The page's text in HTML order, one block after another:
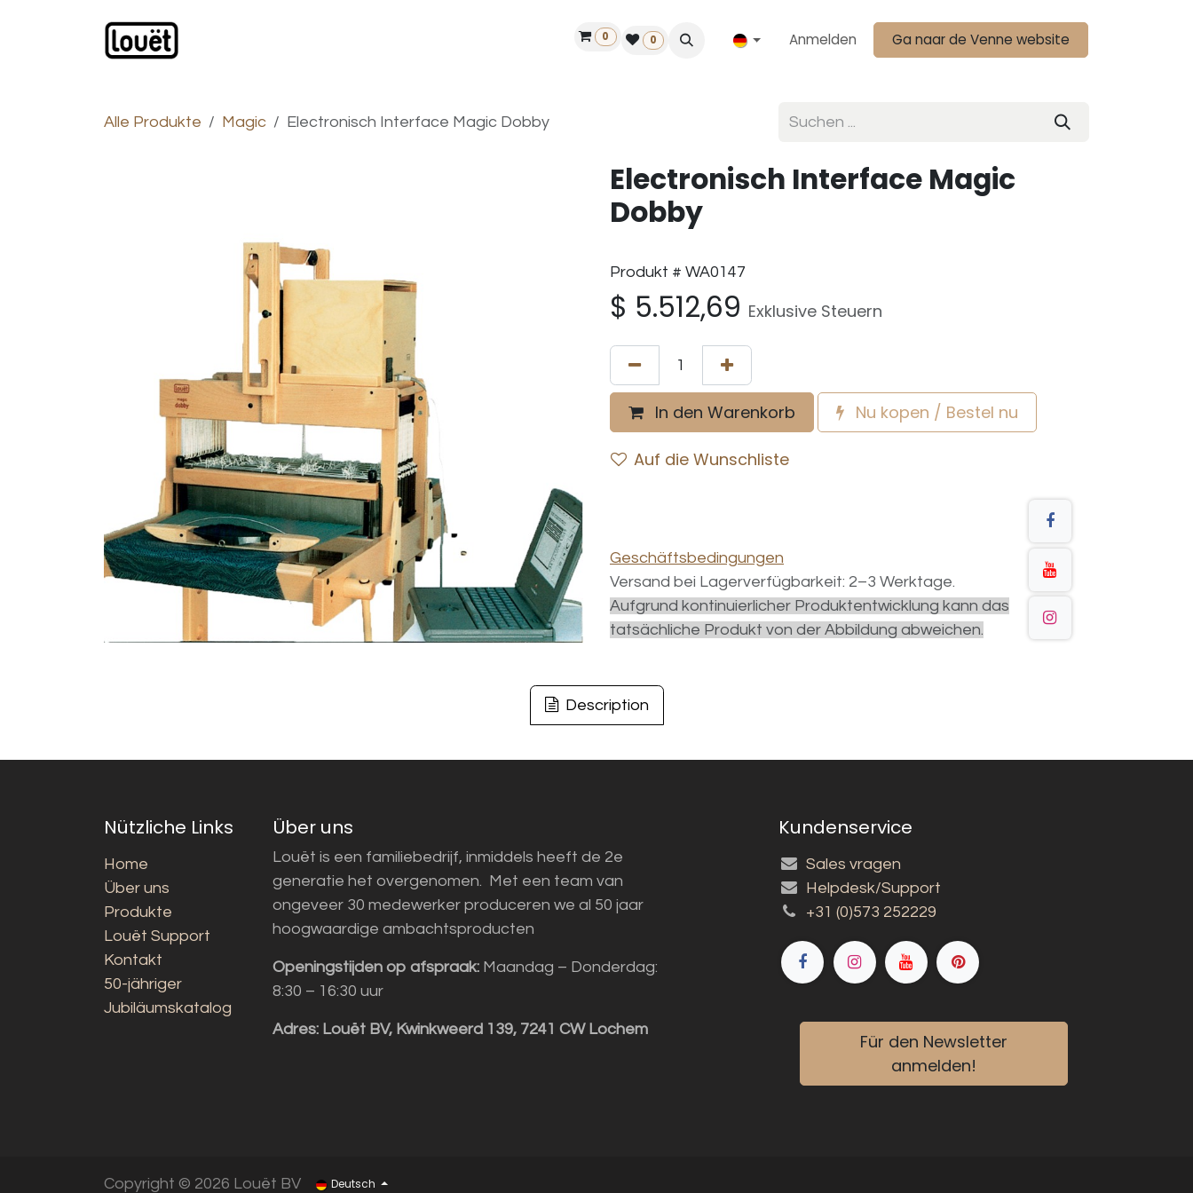
Finde einen Händler
0 0 Anmelden Ga naar de Venne website
Alle Produkte Magic Electronisch Interface Magic Dobby
Electronisch Interface Magic
Dobby
Produkt # WA0147
$ 5.512,69 Exklusive Steuern
In den Warenkorb Nu kopen / Bestel nu
Auf die Wunschliste
Geschäftsbedingungen
Versand bei Lagerverfügbarkeit: 2–3 Werktage.
Aufgrund kontinuierlicher Produktentwicklung kann das
tatsächliche Produkt von der Abbildung abweichen.
Description
Nützliche Links
Home
Über uns
Produkte
Louët Support
Kontakt
50-jähriger
Jubiläumskatalog
Über uns
Louët is een familiebedrijf, inmiddels heeft de 2e
generatie het overgenomen. Met een team van
ongeveer 30 medewerker produceren we al 50 jaar
hoogwaardige ambachtsproducten
Openingstijden op afspraak: Maandag – Donderdag:
8:30 – 16:30 uur
Adres: Louët BV, Kwinkweerd 139, 7241 CW Lochem
Kundenservice
Sales vragen
Helpdesk/Support
+31 (0)573 252229
Für den Newsletter
anmelden!
Copyright © 2026 Louët BV Deutsch